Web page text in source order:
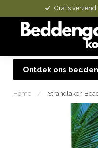
Gratis
Ontdek ons
Home / Strandlaken